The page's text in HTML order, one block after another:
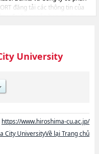
đăng tải các thông tin của
đại học ngắn hạn, trường
là về các Graduate school of
of Information
school of Peace
tuyển, cở sở trang thiết bị,
University
https://www.hiroshima-cu.ac.jp/
City UniversityVề lại Trang chủ